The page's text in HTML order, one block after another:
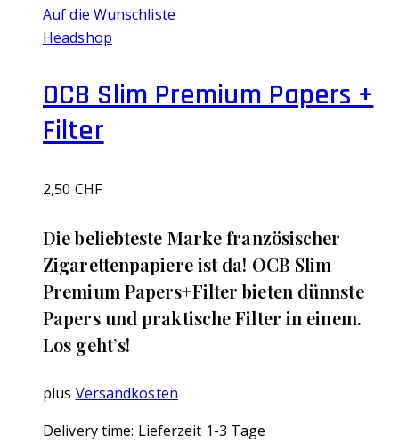
Auf die Wunschliste
Headshop
OCB Slim Premium Papers +
Filter
2,50 CHF
Die beliebteste Marke französischer
Zigarettenpapiere ist da! OCB Slim
Premium Papers+Filter bieten dünnste
Papers und praktische Filter in einem.
Los geht’s!
plus Versandkosten
Delivery time: Lieferzeit 1-3 Tage